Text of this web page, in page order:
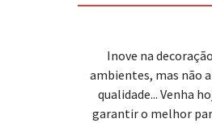
Inove na
ambientes, mas não
qualidade... Venha
garantir o melhor